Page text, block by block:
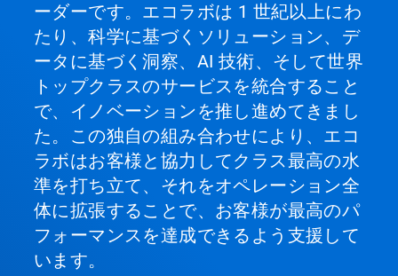
ーダーです。エコラボは 1 世紀以上にわ
たり、科学に基づくソリューション、デ
ータに基づく洞察、AI 技術、そして世界
トップクラスのサービスを統合すること
で、イノベーションを推し進めてきまし
た。この独自の組み合わせにより、エコ
ラボはお客様と協力してクラス最高の水
準を打ち立て、それをオペレーション全
体に拡張することで、お客様が最高のパ
フォーマンスを達成できるよう支援して
います。